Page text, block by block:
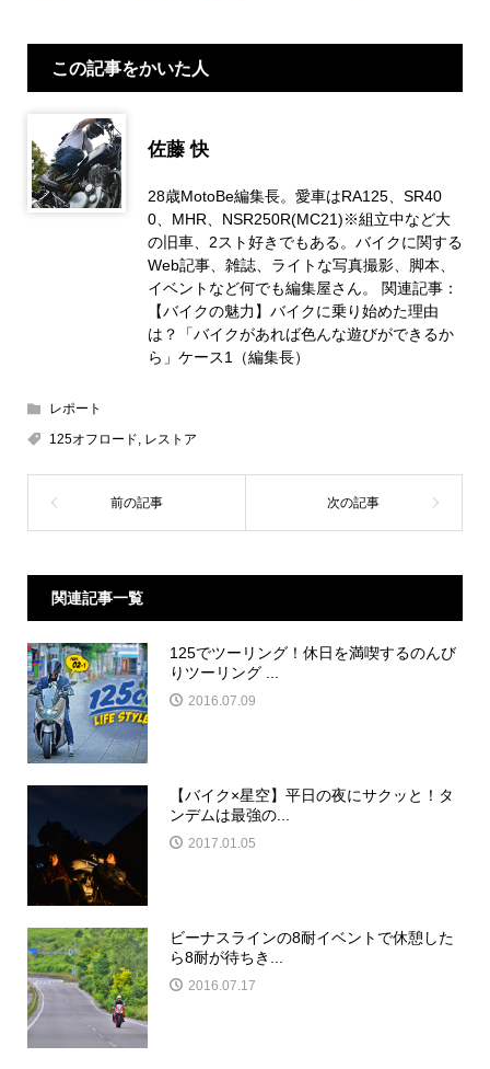
この記事をかいた人
佐藤 快
28歳MotoBe編集長。愛車はRA125、SR40
0、MHR、NSR250R(MC21)※組立中など大
の旧車、2スト好きでもある。バイクに関する
Web記事、雑誌、ライトな写真撮影、脚本、
イベントなど何でも編集屋さん。 関連記事：
【バイクの魅力】バイクに乗り始めた理由
は？「バイクがあれば色んな遊びができるか
ら」ケース1（編集長）
レポート
125オフロード レストア
関連記事一覧
125でツーリング！休日を満喫するのんび
りツーリング ...
2016.07.09
【バイク×星空】平日の夜にサクッと！タ
ンデムは最強の...
2017.01.05
ビーナスラインの8耐イベントで休憩した
ら8耐が待ちき...
2016.07.17